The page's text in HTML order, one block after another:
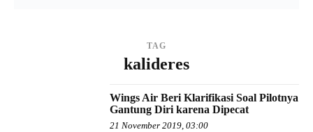
TAG
kalideres
Wings Air Beri Klarifikasi Soal Pilotnya
Gantung Diri karena Dipecat
21 November 2019, 03:00